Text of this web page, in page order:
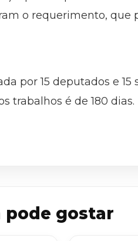
o requerimento, que
por 15 deputados e
trabalhos é de 180 dias.
pode gostar